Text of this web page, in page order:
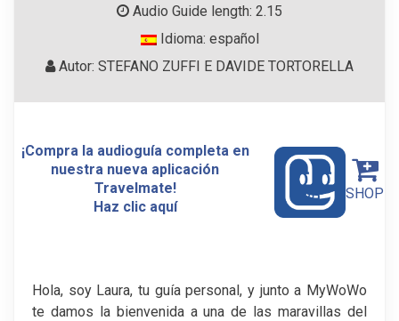
Audio Guide length: 2.15
Idioma: español
Autor: STEFANO ZUFFI E DAVIDE TORTORELLA
¡Compra la audioguía completa en
nuestra nueva aplicación
Travelmate!
Haz clic aquí
SHOP
Hola, soy Laura, tu guía personal, y junto a MyWoWo
te damos la bienvenida a una de las maravillas del